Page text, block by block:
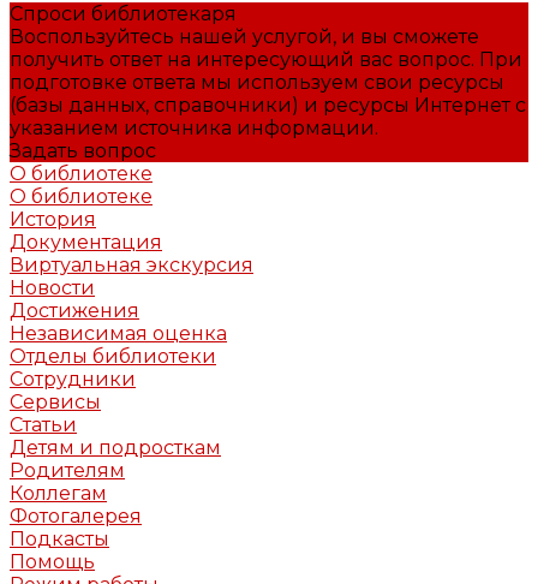
Спроси библиотекаря
Воспользуйтесь нашей услугой, и вы сможете
получить ответ на интересующий вас вопрос. При
подготовке ответа мы используем свои ресурсы
(базы данных, справочники) и ресурсы Интернет с
указанием источника информации.
Задать вопрос
О библиотеке
О библиотеке
История
Документация
Виртуальная экскурсия
Новости
Достижения
Независимая оценка
Отделы библиотеки
Сотрудники
Сервисы
Статьи
Детям и подросткам
Родителям
Коллегам
Фотогалерея
Подкасты
Помощь